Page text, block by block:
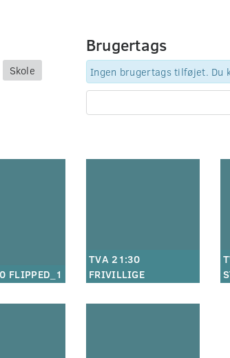
Skole
Brugertags
Ingen brugertags tilføjet. Du
FLIPPED_1
TVA 21:30
FRIVILLIGE